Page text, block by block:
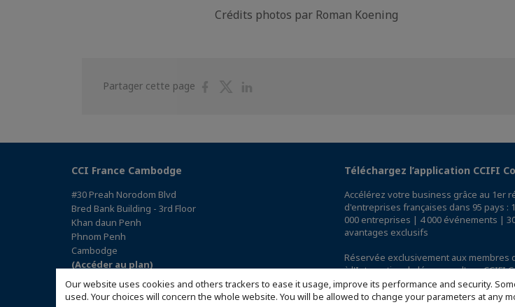
Our website uses cookies and others trackers to ease it usage, improve its performance and security.
used. Your choices will concern the whole website. You will be allowed to change your parameters at any
Crédits photos par Roman Koening
Partager cette page
PartagerPartager
CCI France Cambodge
#30 Preah Norodom Blvd
Bred Bank Building - 3rd Floor
Khan daun Penh
Phnom Penh
Cambodge
(Accéder au plan)
Téléchargez l’application CCIFI
Accélérez votre business grâce au 1er
d'entreprises françaises dans 95 pays :
000 entreprises | 4 000 événements |
avantages exclusifs
Réservée exclusivement aux membres
à l'International,découvrez l'app CCIFI